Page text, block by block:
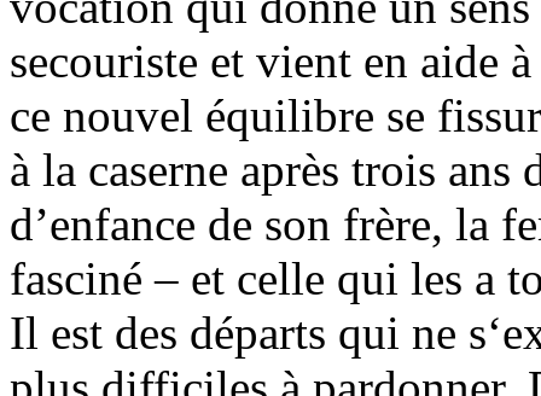
secouriste et vient en aide
ce nouvel équilibre se
à la caserne après trois ans
d’enfance de son frère, la
fasciné – et celle qui les a
Il est des départs qui ne